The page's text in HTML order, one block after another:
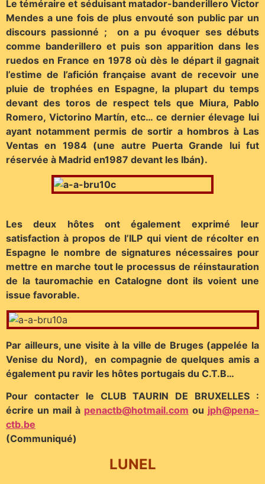
Le téméraire et séduisant matador-banderillero Victor
Mendes a une fois de plus envouté son public par un
discours passionné ; on a pu évoquer ses débuts
comme banderillero et puis son apparition dans les
ruedos en France en 1978 où dès le départ il gagnait
l’estime de l’afición française avant de recevoir une
pluie de trophées en Espagne, la plupart du temps
devant des toros de respect tels que Miura, Pablo
Romero, Victorino Martín, etc… ce dernier élevage lui
ayant notamment permis de sortir a hombros à Las
Ventas en 1984 (une autre Puerta Grande lui fut
réservée à Madrid en1987 devant les Ibán).
Les deux hôtes ont également exprimé leur
satisfaction à propos de l’ILP qui vient de récolter en
Espagne le nombre de signatures nécessaires pour
mettre en marche tout le processus de réinstauration
de la tauromachie en Catalogne dont ils voient une
issue favorable.
Par ailleurs, une visite à la ville de Bruges (appelée la
Venise du Nord), en compagnie de quelques amis a
également pu ravir les hôtes portugais du C.T.B…
Pour contacter le CLUB TAURIN DE BRUXELLES :
écrire un mail à penactb@hotmail.com ou jph@pena-
ctb.be
(Communiqué)
LUNEL